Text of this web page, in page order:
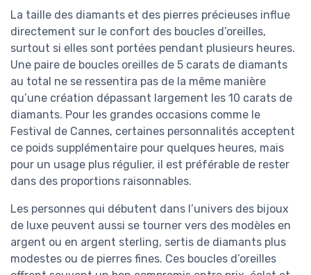
La taille des diamants et des pierres précieuses influe
directement sur le confort des boucles d’oreilles,
surtout si elles sont portées pendant plusieurs heures.
Une paire de boucles oreilles de 5 carats de diamants
au total ne se ressentira pas de la même manière
qu’une création dépassant largement les 10 carats de
diamants. Pour les grandes occasions comme le
Festival de Cannes, certaines personnalités acceptent
ce poids supplémentaire pour quelques heures, mais
pour un usage plus régulier, il est préférable de rester
dans des proportions raisonnables.
Les personnes qui débutent dans l’univers des bijoux
de luxe peuvent aussi se tourner vers des modèles en
argent ou en argent sterling, sertis de diamants plus
modestes ou de pierres fines. Ces boucles d’oreilles